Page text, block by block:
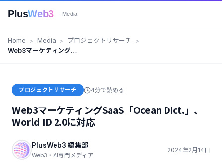
PlusWeb3 — Media
Home Media
プロジェクトリサーチ
Web3マーケティング
プロジェクトリサーチ 4分で読める
Web3マーケティングSaaS「Ocean Dict.」、
World ID 2.0に対応
PlusWeb3 編集部
Web3・AI専門メディア
2024年2月14日